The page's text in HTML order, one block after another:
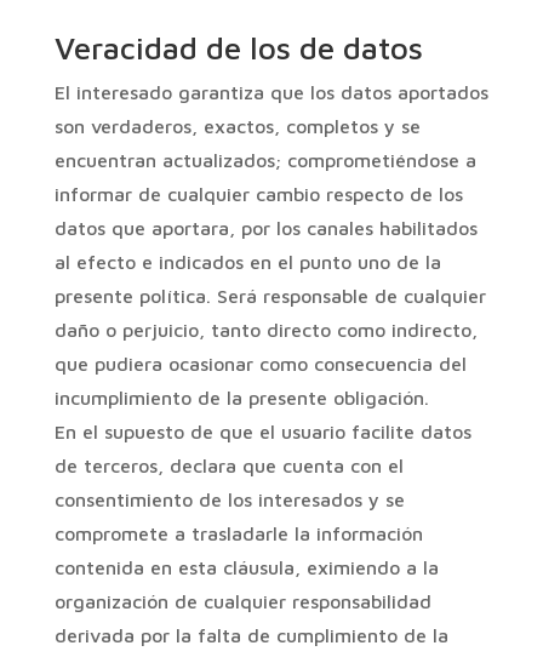
Veracidad de los de datos
El interesado garantiza que los datos aportados
son verdaderos, exactos, completos y se
encuentran actualizados; comprometiéndose a
informar de cualquier cambio respecto de los
datos que aportara, por los canales habilitados
al efecto e indicados en el punto uno de la
presente política. Será responsable de cualquier
daño o perjuicio, tanto directo como indirecto,
que pudiera ocasionar como consecuencia del
incumplimiento de la presente obligación.
En el supuesto de que el usuario facilite datos
de terceros, declara que cuenta con el
consentimiento de los interesados y se
compromete a trasladarle la información
contenida en esta cláusula, eximiendo a la
organización de cualquier responsabilidad
derivada por la falta de cumplimiento de la